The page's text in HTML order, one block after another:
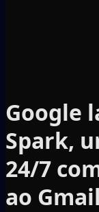
Google
Spark,
24/7
ao Gmail